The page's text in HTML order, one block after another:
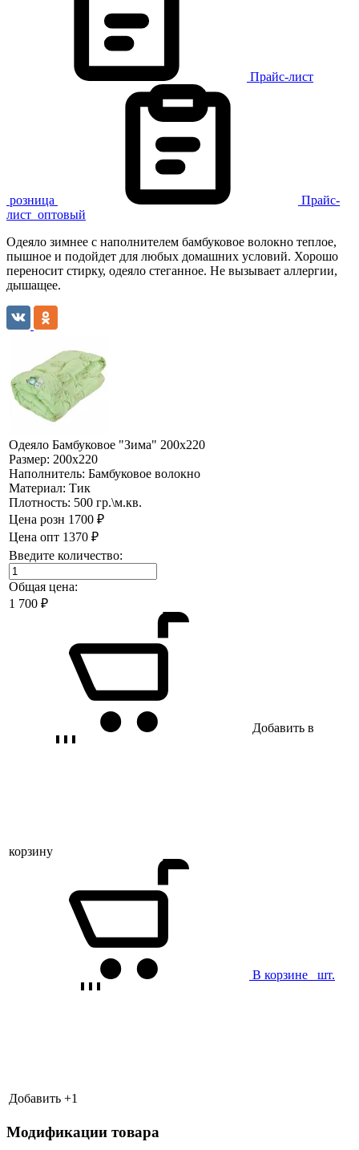
Прайс-лист
розница
Прайс-
лист оптовый
Одеяло зимнее с наполнителем бамбуковое волокно теплое,
пышное и подойдет для любых домашних условий. Хорошо
переносит стирку, одеяло стеганное. Не вызывает аллергии,
дышащее.
Одеяло Бамбуковое "Зима" 200х220
Размер: 200х220
Наполнитель: Бамбуковое волокно
Материал: Тик
Плотность: 500 гр.\м.кв.
Цена розн 1700 ₽
Цена опт 1370 ₽
Введите количество:
Общая цена:
1 700 ₽
Добавить в
корзину
В корзине шт.
Добавить +1
Модификации товара